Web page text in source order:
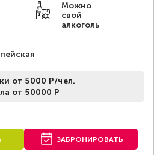
Можно
свой
алкоголь
от 5000 Р/чел.
от 50000 Р
ЗАБРОНИРОВАТЬ